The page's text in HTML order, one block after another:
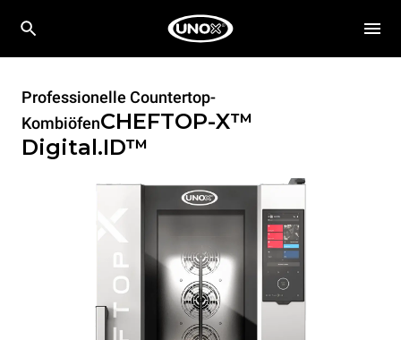
Professionelle Countertop-
KombiöfenCHEFTOP-X™
Digital.ID™